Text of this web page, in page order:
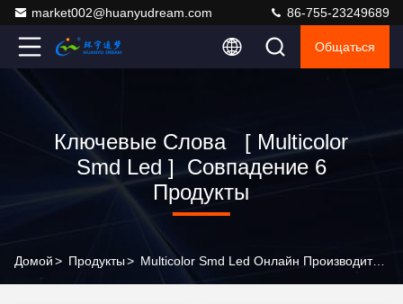
market002@huanyudream.com 86-755-23249689
Общаться
Ключевые Слова [ Multicolor
Smd Led ] Совпадение 6
Продукты
Домой> Продукты> Multicolor Smd Led Онлайн Производитель